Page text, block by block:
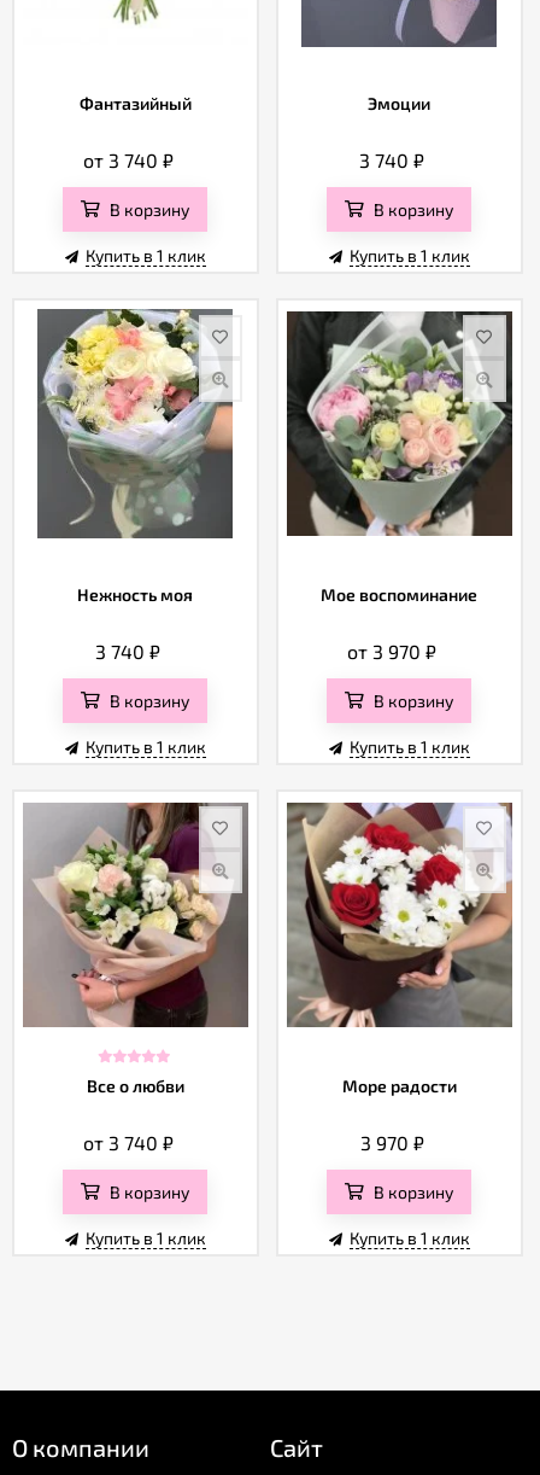
Фантазийный
от 3 740 ₽
В корзину
Купить в 1 клик
Эмоции
3 740₽
В корзину
Купить в 1 клик
Нежность моя
3 740₽
В корзину
Купить в 1 клик
Мое воспоминание
от 3 970₽
В корзину
Купить в 1 клик
Все о любви
от 3 740 ₽
В корзину
Купить в 1 клик
Море радости
3 970 ₽
В корзину
Купить в 1 клик
О компании Сайт